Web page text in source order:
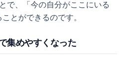
で、「今の自分がここにいる
とができるのです。
集めやすくなった